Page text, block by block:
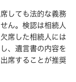
しても法的な義務
ん。検認は相続人
席した相続人には
、遺言書の内容を
席することが推奨